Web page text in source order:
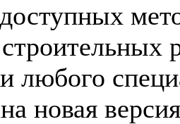
любого
новая